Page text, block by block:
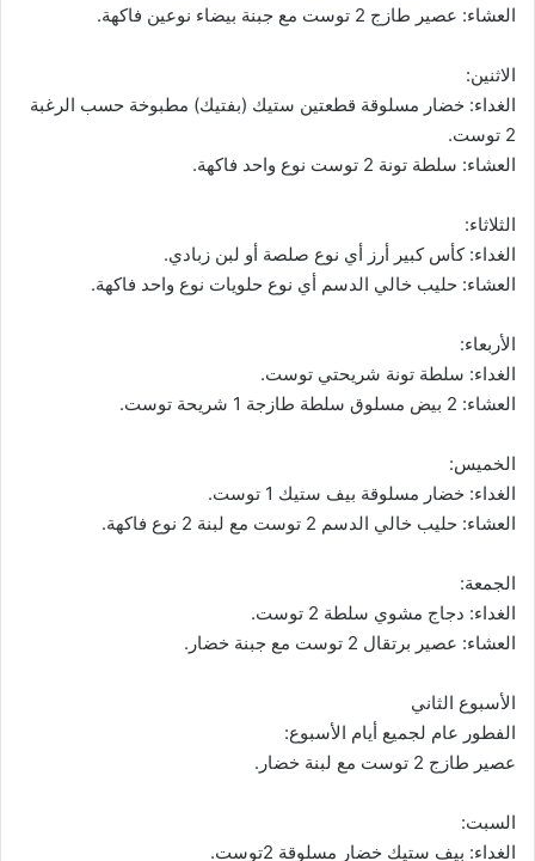
العشاء: عصير طازج 2 توست مع جبنة بيضاء نوعين فاكهة.
الاثنين:
الغداء: خضار مسلوقة قطعتين ستيك (بفتيك) مطبوخة حسب الرغبة
2 توست.
العشاء: سلطة تونة 2 توست نوع واحد فاكهة.
الثلاثاء:
الغداء: كأس كبير أرز أي نوع صلصة أو لبن زبادي.
العشاء: حليب خالي الدسم أي نوع حلويات نوع واحد فاكهة.
الأربعاء:
الغداء: سلطة تونة شريحتي توست.
العشاء: 2 بيض مسلوق سلطة طازجة 1 شريحة توست.
الخميس:
الغداء: خضار مسلوقة بيف ستيك 1 توست.
العشاء: حليب خالي الدسم 2 توست مع لبنة 2 نوع فاكهة.
الجمعة:
الغداء: دجاج مشوي سلطة 2 توست.
العشاء: عصير برتقال 2 توست مع جبنة خضار.
الأسبوع الثاني
الفطور عام لجميع أيام الأسبوع:
عصير طازج 2 توست مع لبنة خضار.
السبت:
الغداء: بيف ستيك خضار مسلوقة 2توست.